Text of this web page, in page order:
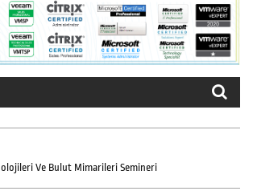
Ve Bulut Mimarileri Semineri